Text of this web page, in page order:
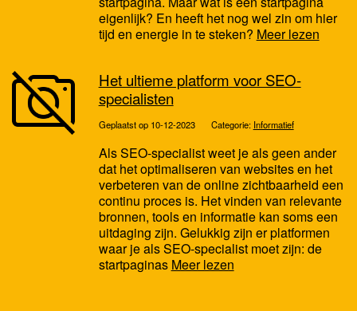
eigenlijk? En heeft het nog wel zin om hier
tijd en energie in te steken? Meer lezen
Het ultieme platform voor SEO-
specialisten
Geplaatst op 10-12-2023 Categorie: Informatief
Als SEO-specialist weet je als geen ander
dat het optimaliseren van websites en het
verbeteren van de online zichtbaarheid een
continu proces is. Het vinden van relevante
bronnen, tools en informatie kan soms een
uitdaging zijn. Gelukkig zijn er platformen
waar je als SEO-specialist moet zijn: de
startpaginas Meer lezen